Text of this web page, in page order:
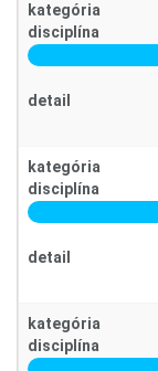
kategória
disciplína
detail
kategória
disciplína
detail
kategória
disciplína